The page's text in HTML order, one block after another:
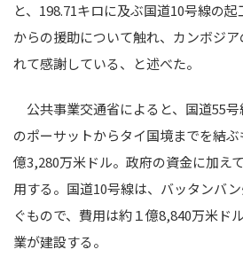
と、198.71キロに及ぶ国道10号線の
からの援助について触れ、カンボジ
れて感謝している、と述べた。
公共事業交通省によると、国道55
のポーサットからタイ国境までを結
億3,280万米ドル。政府の資金に加え
用する。国道10号線は、バッタンバ
ぐもので、費用は約１億8,840万米ド
業が建設する。